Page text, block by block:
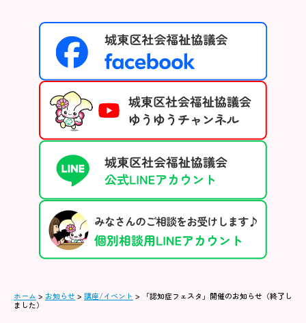
ホーム > お知らせ > 講座/イベント >
「認知症フェスタ」開催のお知らせ（終了し
ました）